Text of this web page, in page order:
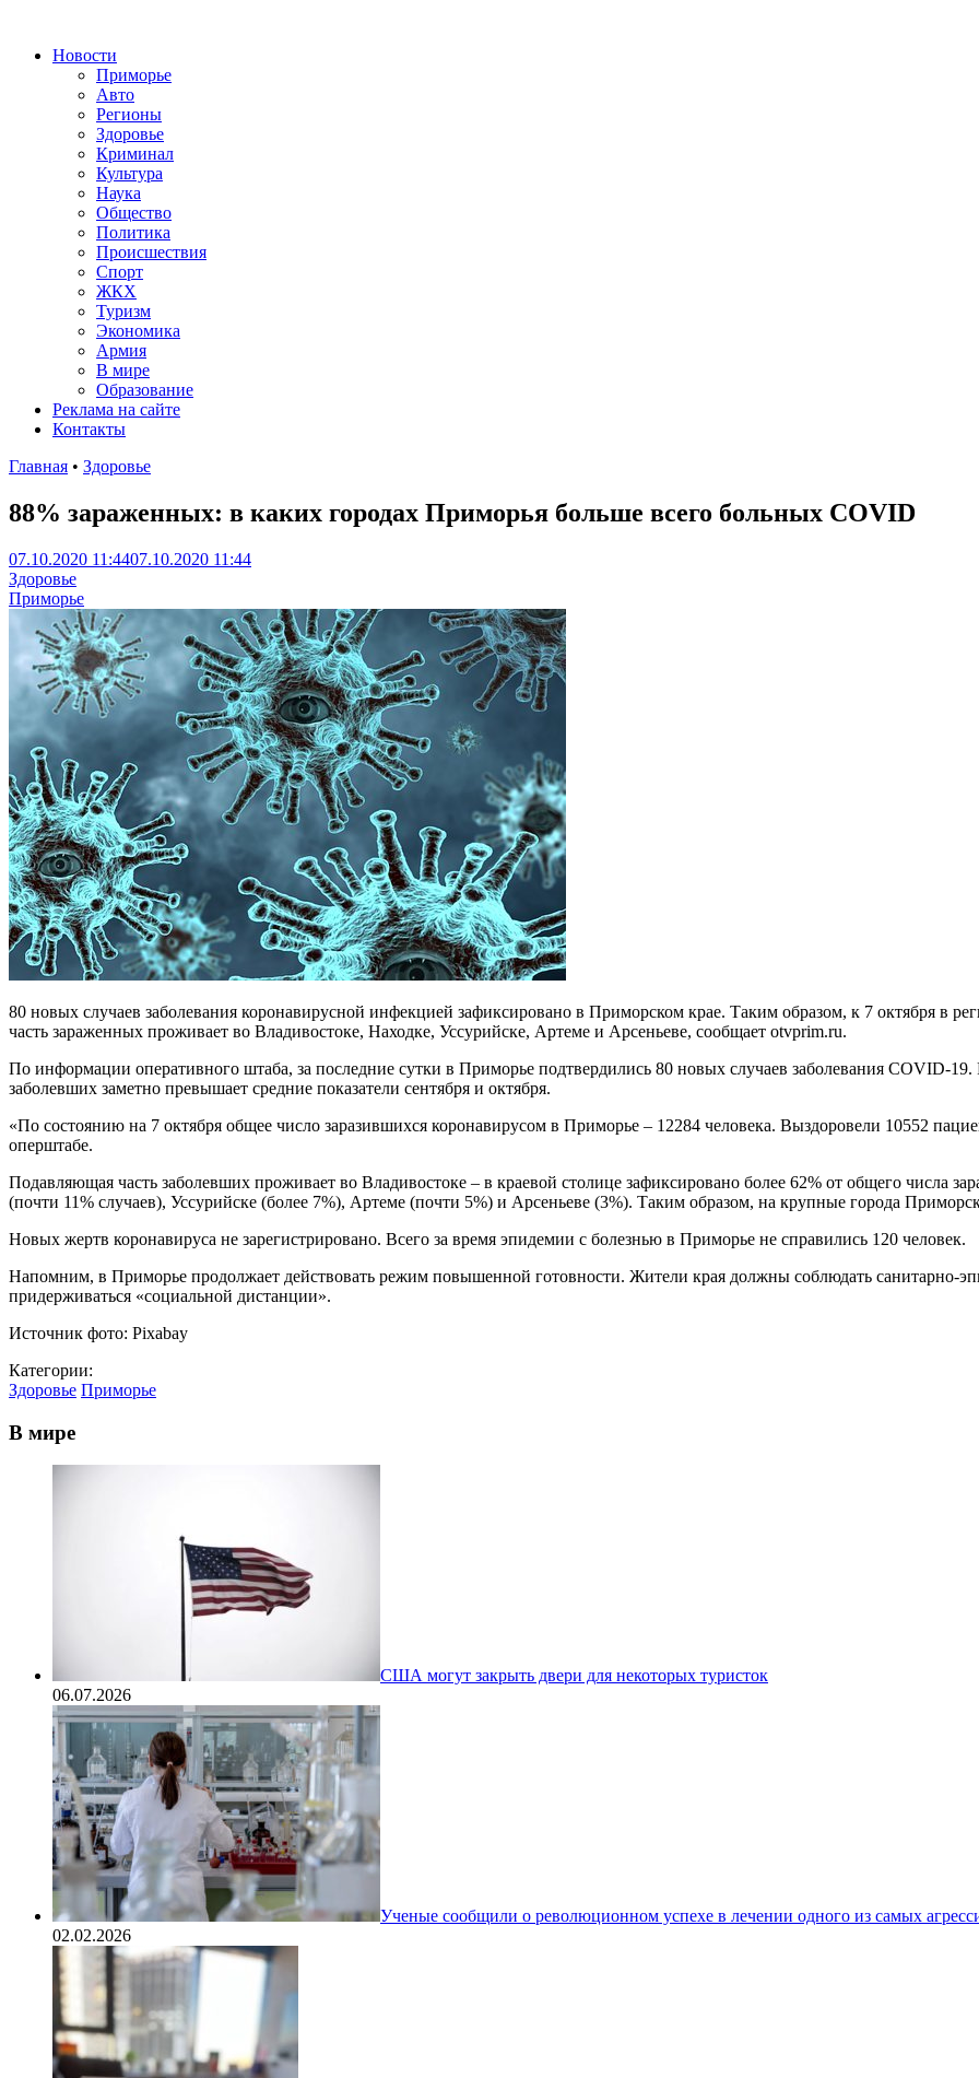
Новости
Приморье
Авто
Регионы
Здоровье
Криминал
Культура
Наука
Общество
Политика
Происшествия
Спорт
ЖКХ
Туризм
Экономика
Армия
В мире
Образование
Реклама на сайте
Контакты
Главная • Здоровье
88% зараженных: в каких городах Приморья больше всего больных COVID
07.10.2020 11:4407.10.2020 11:44
Здоровье
Приморье
80 новых случаев заболевания коронавирусной инфекцией зафиксировано в Приморском крае. Таким образом, к 7 октября в
часть зараженных проживает во Владивостоке, Находке, Уссурийске, Артеме и Арсеньеве, сообщает otvprim.ru.
По информации оперативного штаба, за последние сутки в Приморье подтвердились 80 новых случаев заболевания COVID-19.
заболевших заметно превышает средние показатели сентября и октября.
«По состоянию на 7 октября общее число заразившихся коронавирусом в Приморье – 12284 человека. Выздоровели 10552
оперштабе.
Подавляющая часть заболевших проживает во Владивостоке – в краевой столице зафиксировано более 62% от общего числа
(почти 11% случаев), Уссурийске (более 7%), Артеме (почти 5%) и Арсеньеве (3%). Таким образом, на крупные города
Новых жертв коронавируса не зарегистрировано. Всего за время эпидемии с болезнью в Приморье не справились 120 человек.
Напомним, в Приморье продолжает действовать режим повышенной готовности. Жители края должны соблюдать санитарно-
придерживаться «социальной дистанции».
Источник фото: Pixabay
Категории:
Здоровье Приморье
В мире
США могут закрыть двери для некоторых туристок
06.07.2026
Ученые сообщили о революционном успехе в лечении одного из самых
02.02.2026